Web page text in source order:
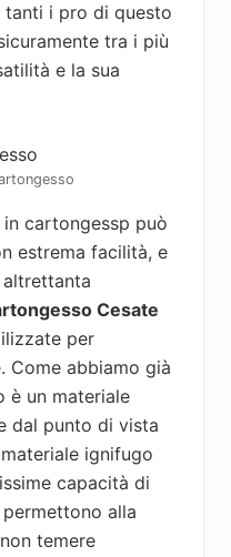
tanti i pro di questo
tra i più
e la sua
cartongessp può
estrema facilità, e
Cesate
per
Come abbiamo già
è un materiale
dal punto di vista
ignifugo
capacità di
alla
temere